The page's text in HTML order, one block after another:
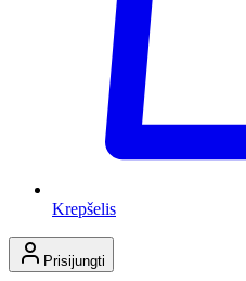
Krepšelis
Prisijungti